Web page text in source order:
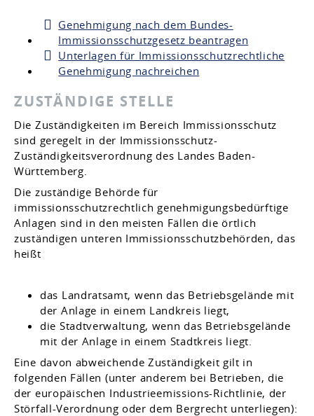
Genehmigung nach dem Bundes-
Immissionsschutzgesetz beantragen
Unterlagen für Immissionsschutzrechtliche
Genehmigung nachreichen
ZUSTÄNDIGE STELLE
Die Zuständigkeiten im Bereich Immissionsschutz
sind geregelt in der Immissionsschutz-
Zuständigkeitsverordnung des Landes Baden-
Württemberg.
Die zuständige Behörde für
immissionsschutzrechtlich genehmigungsbedürftige
Anlagen sind in den meisten Fällen die örtlich
zuständigen unteren Immissionsschutzbehörden, das
heißt
das Landratsamt, wenn das Betriebsgelände mit
der Anlage in einem Landkreis liegt,
die Stadtverwaltung, wenn das Betriebsgelände
mit der Anlage in einem Stadtkreis liegt.
Eine davon abweichende Zuständigkeit gilt in
folgenden Fällen (unter anderem bei Betrieben, die
der europäischen Industrieemissions-Richtlinie, der
Störfall-Verordnung oder dem Bergrecht unterliegen):